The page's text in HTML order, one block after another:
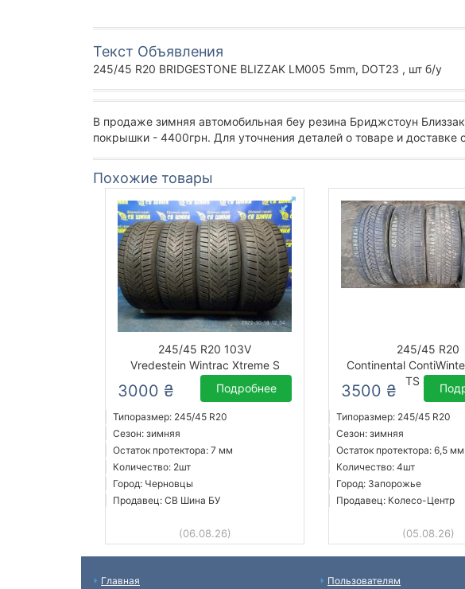
Текст Объявления
245/45 R20 BRIDGESTONE BLIZZAK LM005 5mm, DOT23 , шт б/у
В продаже зимняя автомобильная беу резина Бриджстоун
покрышки - 4400грн. Для уточнения деталей о товаре и доставке
Похожие товары
245/45 R20 103V
Vredestein Wintrac Xtreme S
3000 ₴ Подробнее
Типоразмер: 245/45 R20
Сезон: зимняя
Остаток протектора: 7 мм
Количество: 2шт
Город: Черновцы
Продавец: СВ Шина БУ
(06.08.26)
245/45 R20
Continental
TS 850P
3500 ₴
Типоразмер: 245/45 R20
Сезон: зимняя
Остаток протектора: 6,5 мм
Количество: 4шт
Город: Запорожье
Продавец: Колесо-Центр
(05.08.26)
Главная Пользователям